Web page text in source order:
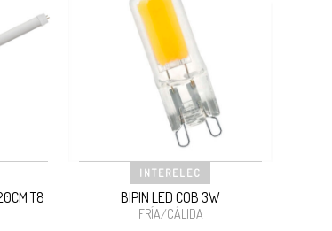
T8
INTERELEC
BIPIN LED COB 3W
FRÍA/CÁLIDA